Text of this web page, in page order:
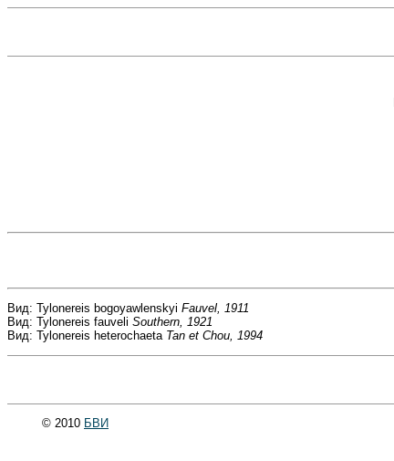
Вид: Tylonereis bogoyawlenskyi Fauvel, 1911
Вид: Tylonereis fauveli Southern, 1921
Вид: Tylonereis heterochaeta Tan et Chou, 1994
© 2010 БВИ